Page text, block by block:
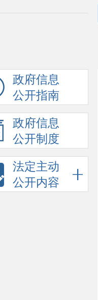
政府信息
公开指南
政府信息
公开制度
法定主动
公开内容